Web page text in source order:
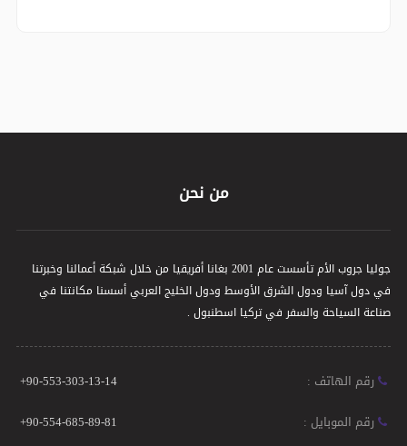
من نحن
جوليا جروب الأم تأسست عام 2001 بغانا أفريقيا من خلال شبكة أعمالنا وخبرتنا
في دول آسيا ودول الشرق الأوسط ودول الخليج العربي أسسنا مكانتنا في
صناعة السياحة والسفر في تركيا اسطنبول .
رقم الهاتف :
+90-553-303-13-14
رقم الموبايل :
+90-554-685-89-81